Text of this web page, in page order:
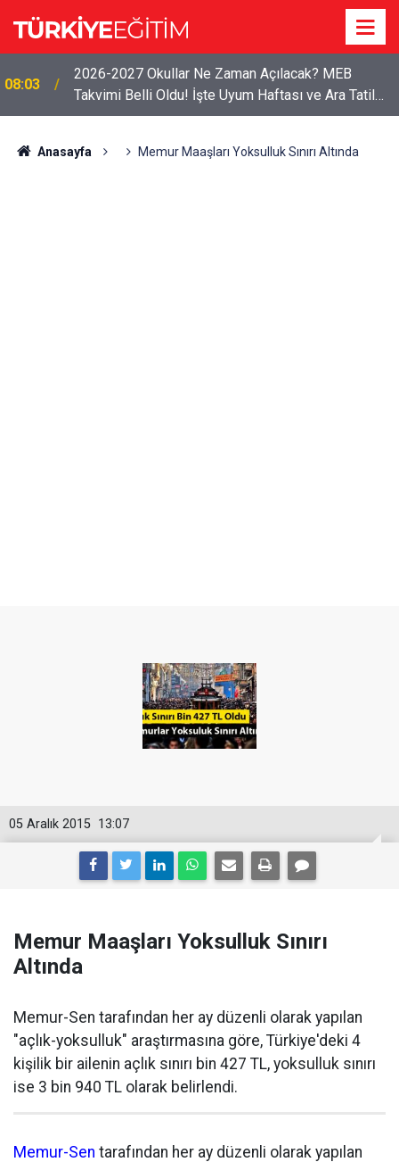
08:03
2026-2027 Okullar Ne Zaman Açılacak? MEB
Takvimi Belli Oldu! İşte Uyum Haftası ve Ara Tatil
Tarihleri
Anasayfa Memur Maaşları Yoksulluk Sınırı Altında
13:07
05 Aralık 2015
Memur Maaşları Yoksulluk Sınırı
Altında
Memur-Sen tarafından her ay düzenli olarak yapılan
"açlık-yoksulluk" araştırmasına göre, Türkiye'deki 4
kişilik bir ailenin açlık sınırı bin 427 TL, yoksulluk sınırı
ise 3 bin 940 TL olarak belirlendi.
Memur-Sen tarafından her ay düzenli olarak yapılan